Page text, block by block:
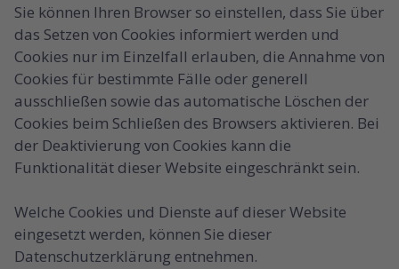
Sie können Ihren Browser so einstellen, dass Sie über
das Setzen von Cookies informiert werden und
Cookies nur im Einzelfall erlauben, die Annahme von
Cookies für bestimmte Fälle oder generell
ausschließen sowie das automatische Löschen der
Cookies beim Schließen des Browsers aktivieren. Bei
der Deaktivierung von Cookies kann die
Funktionalität dieser Website eingeschränkt sein.
Welche Cookies und Dienste auf dieser Website
eingesetzt werden, können Sie dieser
Datenschutzerklärung entnehmen.